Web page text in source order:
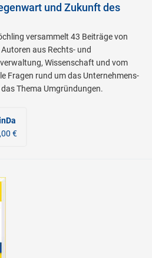
und Zukunft des
versammelt 43 Beiträge von
aus Rechts- und
Wissenschaft und vom
Fragen rund um das Unternehmens-
Thema Umgründungen.
€